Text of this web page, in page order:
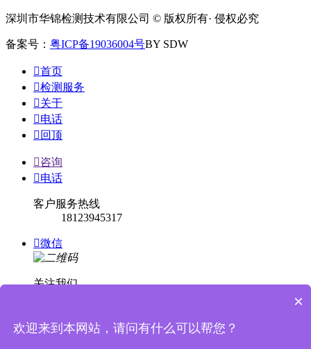
深圳市华锦检测技术有限公司 © 版权所有· 侵权必究
备案号： 粤ICP备19036004号BY SDW
首页
检测服务
关于
电话
 回顶
咨询
电话
客户服务热线
18123945317
微信
关注我们

×
欢迎来到本网站，请问有什么可以帮您？